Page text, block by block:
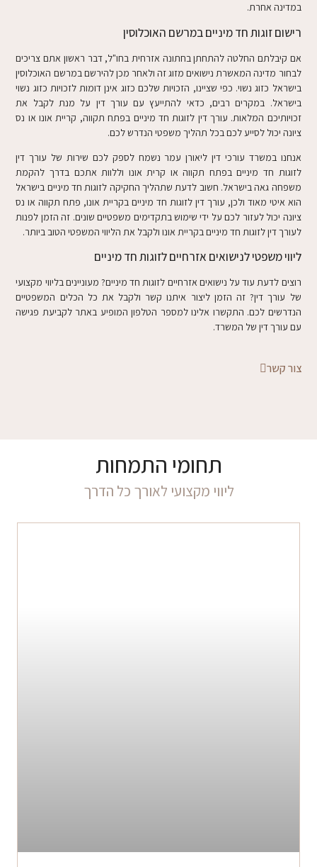
במדינה אחרת.
רישום זוגות חד מיניים במרשם האוכלוסין
אם קיבלתם החלטה להתחתן בחתונה אזרחית בחו"ל, דבר ראשון אתם צריכים
לבחור מדינה המאשרת נישואים מזוג זה ולאחר מכן להירשם במרשם האוכלוסין
בישראל כזוג נשוי. כפי שציינו, הזכויות שלכם כזוג אינן דומות לזכויות כזוג נשוי
בישראל. במקרים רבים, כדאי להתייעץ עם עורך דין על מנת לקבל את
זכויותיכם המלאות. עורך דין לזוגות חד מיניים בפתח תקווה, קריית אונו או נס
ציונה יכול לסייע לכם בכל תהליך משפטי הנדרש לכם.
אנחנו במשרד עורכי דין ליאורן עמר נשמח לספק לכם שירות של עורך דין
לזוגות חד מיניים בפתח תקווה או קרית אונו וללוות אתכם בדרך להקמת
משפחה גאה בישראל. חשוב לדעת שתהליך החקיקה לזוגות חד מיניים בישראל
הוא איטי מאוד ולכן, עורך דין לזוגות חד מיניים בקריית אונו, פתח תקווה או נס
ציונה יכול לעזור לכם על ידי שימוש בתקדימים משפטיים שונים. זה הזמן לפנות
לעורך דין לזוגות חד מיניים בקריית אונו ולקבל את הליווי המשפטי הטוב ביותר.
ליווי משפטי לנישואים אזרחיים לזוגות חד מיניים
רוצים לדעת עוד על נישואים אזרחיים לזוגות חד מיניים? מעוניינים בליווי מקצועי
של עורך דין? זה הזמן ליצור איתנו קשר ולקבל את כל הכלים המשפטיים
הנדרשים לכם. התקשרו אלינו למספר הטלפון המופיע באתר לקביעת פגישה
עם עורך דין של המשרד.
צור קשר
תחומי התמחות
ליווי מקצועי לאורך כל הדרך